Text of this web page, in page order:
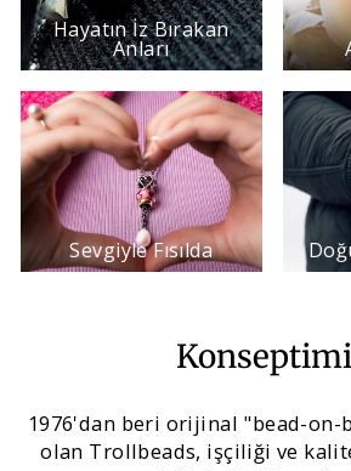
Hayatın İz Bırakan
Anları
Sevgiyle Fısılda
1976'dan beri orijinal "bead-on-
olan Trollbeads, işçiliği ve